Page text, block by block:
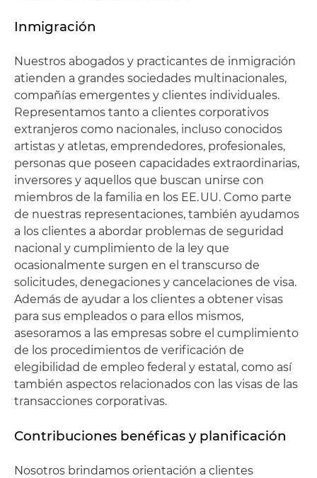
Inmigración
Nuestros abogados y practicantes de inmigración
atienden a grandes sociedades multinacionales,
compañías emergentes y clientes individuales.
Representamos tanto a clientes corporativos
extranjeros como nacionales, incluso conocidos
artistas y atletas, emprendedores, profesionales,
personas que poseen capacidades extraordinarias,
inversores y aquellos que buscan unirse con
miembros de la familia en los EE. UU. Como parte
de nuestras representaciones, también ayudamos
a los clientes a abordar problemas de seguridad
nacional y cumplimiento de la ley que
ocasionalmente surgen en el transcurso de
solicitudes, denegaciones y cancelaciones de visa.
Además de ayudar a los clientes a obtener visas
para sus empleados o para ellos mismos,
asesoramos a las empresas sobre el cumplimiento
de los procedimientos de verificación de
elegibilidad de empleo federal y estatal, como así
también aspectos relacionados con las visas de las
transacciones corporativas.
Contribuciones benéficas y planificación
Nosotros brindamos orientación a clientes